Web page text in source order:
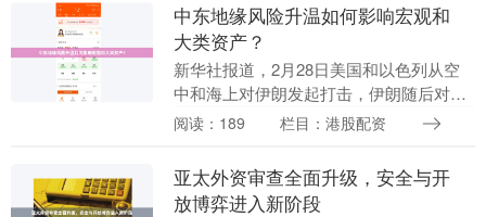
中东地缘风险升温如何影响宏观和
大类资产？
新华社报道，2月28日美国和以色列从空
中和海上对伊朗发起打击，伊朗随后对以
色列和美国在中东的军事目标发起还击，
政治升温对于全....
阅读：189 栏目：港股配资
亚太外资审查全面升级，安全与开
放博弈进入新阶段